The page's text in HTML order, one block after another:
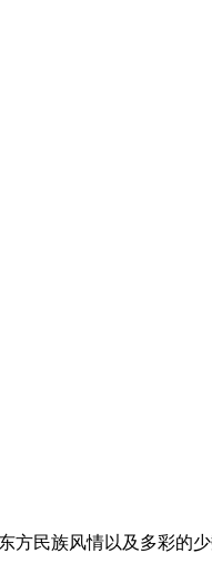
方民族风情以及多彩的